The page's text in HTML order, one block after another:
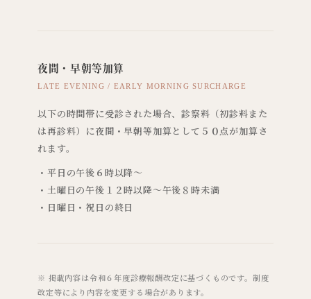
夜間・早朝等加算
LATE EVENING / EARLY MORNING SURCHARGE
以下の時間帯に受診された場合、診察料（初診料また
は再診料）に夜間・早朝等加算として５０点が加算さ
れます。
・平日の午後６時以降〜
・土曜日の午後１２時以降〜午後８時未満
・日曜日・祝日の終日
※ 掲載内容は令和６年度診療報酬改定に基づくものです。制度
改定等により内容を変更する場合があります。